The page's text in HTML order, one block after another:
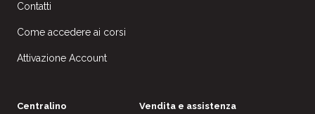
Contatti
Come accedere ai corsi
Attivazione Account
Centralino Vendita e assistenza